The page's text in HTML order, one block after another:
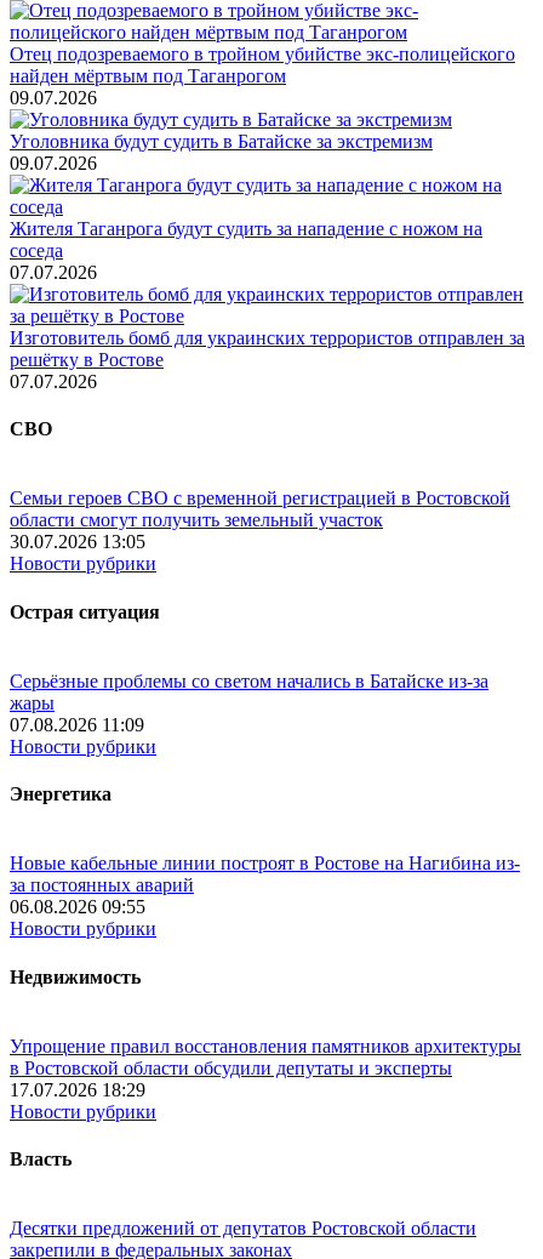
Отец подозреваемого в тройном убийстве экс-полицейского
найден мёртвым под Таганрогом
09.07.2026
Уголовника будут судить в Батайске за экстремизм
09.07.2026
Жителя Таганрога будут судить за нападение с ножом на
соседа
07.07.2026
Изготовитель бомб для украинских террористов отправлен за
решётку в Ростове
07.07.2026
СВО
Семьи героев СВО с временной регистрацией в Ростовской
области смогут получить земельный участок
30.07.2026 13:05
Новости рубрики
Острая ситуация
Серьёзные проблемы со светом начались в Батайске из-за
жары
07.08.2026 11:09
Новости рубрики
Энергетика
Новые кабельные линии построят в Ростове на Нагибина из-
за постоянных аварий
06.08.2026 09:55
Новости рубрики
Недвижимость
Упрощение правил восстановления памятников архитектуры
в Ростовской области обсудили депутаты и эксперты
17.07.2026 18:29
Новости рубрики
Власть
Десятки предложений от депутатов Ростовской области
закрепили в федеральных законах